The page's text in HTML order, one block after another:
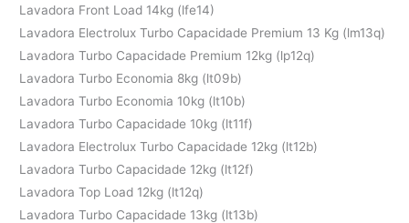
Lavadora Front Load 14kg (lfe14)
Lavadora Electrolux Turbo Capacidade Premium 13 Kg (lm13q)
Lavadora Turbo Capacidade Premium 12kg (lp12q)
Lavadora Turbo Economia 8kg (lt09b)
Lavadora Turbo Economia 10kg (lt10b)
Lavadora Turbo Capacidade 10kg (lt11f)
Lavadora Electrolux Turbo Capacidade 12kg (lt12b)
Lavadora Turbo Capacidade 12kg (lt12f)
Lavadora Top Load 12kg (lt12q)
Lavadora Turbo Capacidade 13kg (lt13b)